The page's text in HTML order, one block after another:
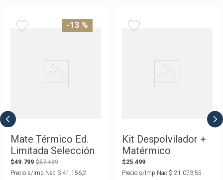
-13 %
Mate Térmico Ed.
Limitada Selección
Argentina Negro
$57.499
$49.799
Precio s/Imp.Nac $ 41 156 2
Kit Despolvilador +
Matérmico
Selección Argentina
$25.499
Precio s/Imp.Nac $ 21 073 55